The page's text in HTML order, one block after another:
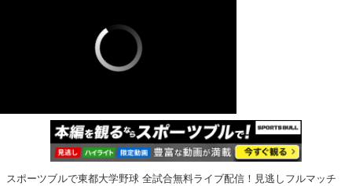
スポーツブルで東都大学野球 全試合無料ライブ配信！見逃しフルマッチ